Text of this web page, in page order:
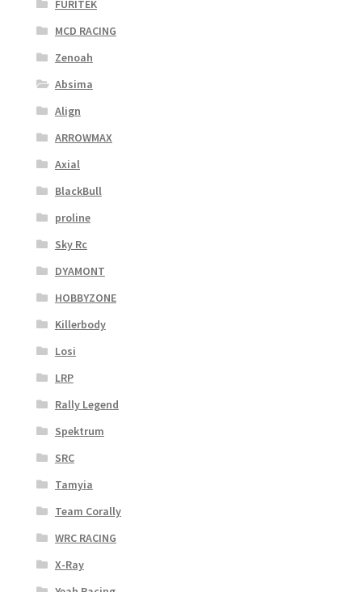
FURITEK
MCD RACING
Zenoah
Absima
Align
ARROWMAX
Axial
BlackBull
proline
Sky Rc
DYAMONT
HOBBYZONE
Killerbody
Losi
LRP
Rally Legend
Spektrum
SRC
Tamyia
Team Corally
WRC RACING
X-Ray